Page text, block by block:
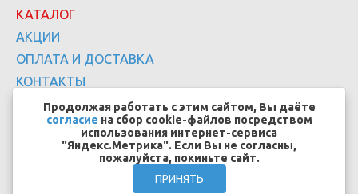
КАТАЛОГ
АКЦИИ
ОПЛАТА И ДОСТАВКА
КОНТАКТЫ
Создание сайтов - EFFECT.SU
Продолжая работать с этим сайтом, Вы даёте
согласие на сбор cookie-файлов посредством
использования интернет-сервиса
"Яндекс.Метрика". Если Вы не согласны,
пожалуйста, покиньте сайт.
ПРИНЯТЬ